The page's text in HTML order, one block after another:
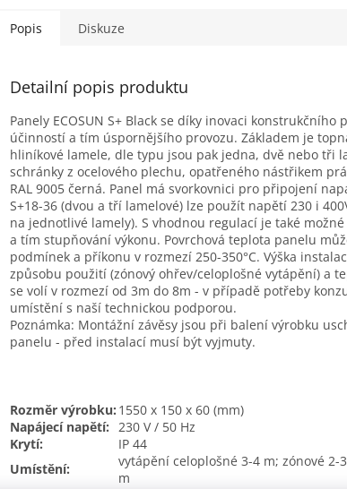
Popis Diskuze
Detailní popis produktu
Panely ECOSUN S+ Black se díky inovaci konstrukčního
účinností a tím úspornějšího provozu. Základem je
hliníkové lamele, dle typu jsou pak jedna, dvě nebo tři
schránky z ocelového plechu, opatřeného nástřikem
RAL 9005 černá. Panel má svorkovnici pro připojení
S+18-36 (dvou a tří lamelové) lze použít napětí 230 i
na jednotlivé lamely). S vhodnou regulací je také
a tím stupňování výkonu. Povrchová teplota panelu
podmínek a příkonu v rozmezí 250-350°C. Výška
způsobu použití (zónový ohřev/celoplošné vytápění) a
se volí v rozmezí od 3m do 8m - v případě potřeby
umístění s naší technickou podporou.
Poznámka: Montážní závěsy jsou při balení výrobku
panelu - před instalací musí být vyjmuty.
Rozměr výrobku: 1550 x 150 x 60 (mm)
Napájecí napětí: 230 V / 50 Hz
Krytí:
IP 44
Umístění:
vytápění celoplošné 3-4 m; zónové 2-3
m